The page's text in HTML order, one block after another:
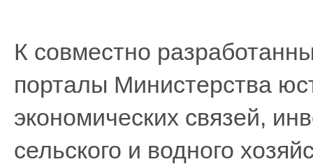
К совместно
порталы Министерства
экономических связей,
сельского и водного